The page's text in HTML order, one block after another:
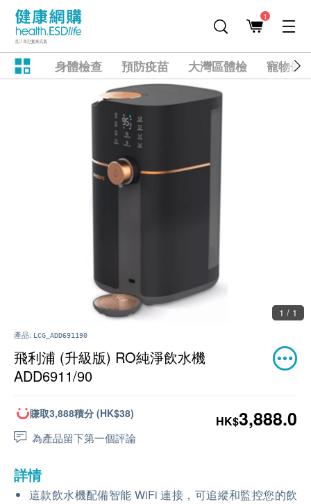
1
身體檢查 預防疫苗 大灣區體檢 寵物健
1 / 1
產品: LCG_ADD691190
飛利浦 (升級版) RO純淨飲水機
ADD6911/90
賺取3,888積分 (HK$38)
為產品留下第一個評論
HK$3,888.0
詳情
這款飲水機配備智能 WiFi 連接，可追縱和監控您的飲